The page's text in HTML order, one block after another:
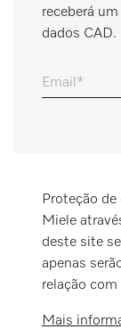
Marcador
receberá
dados CAD.
Email
Proteção
Miele
deste site
apenas
relação
Mais